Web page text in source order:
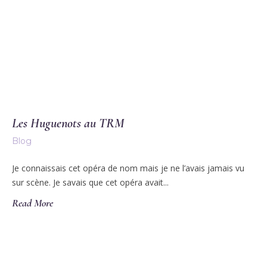
Les Huguenots au TRM
Blog
Je connaissais cet opéra de nom mais je ne l’avais jamais vu
sur scène. Je savais que cet opéra avait...
Read More